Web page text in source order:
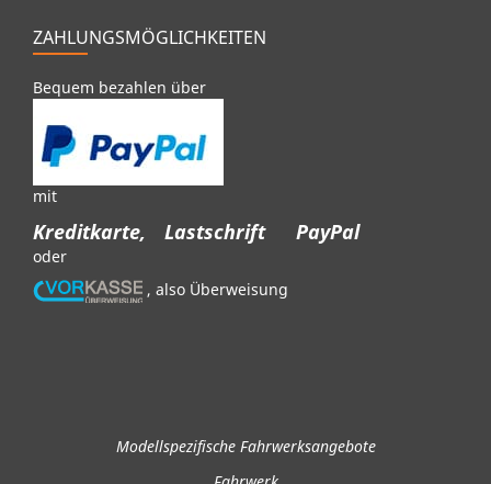
ZAHLUNGSMÖGLICHKEITEN
Bequem bezahlen über
mit
Kreditkarte, Lastschrift PayPal
oder
, also Überweisung
Modellspezifische Fahrwerksangebote